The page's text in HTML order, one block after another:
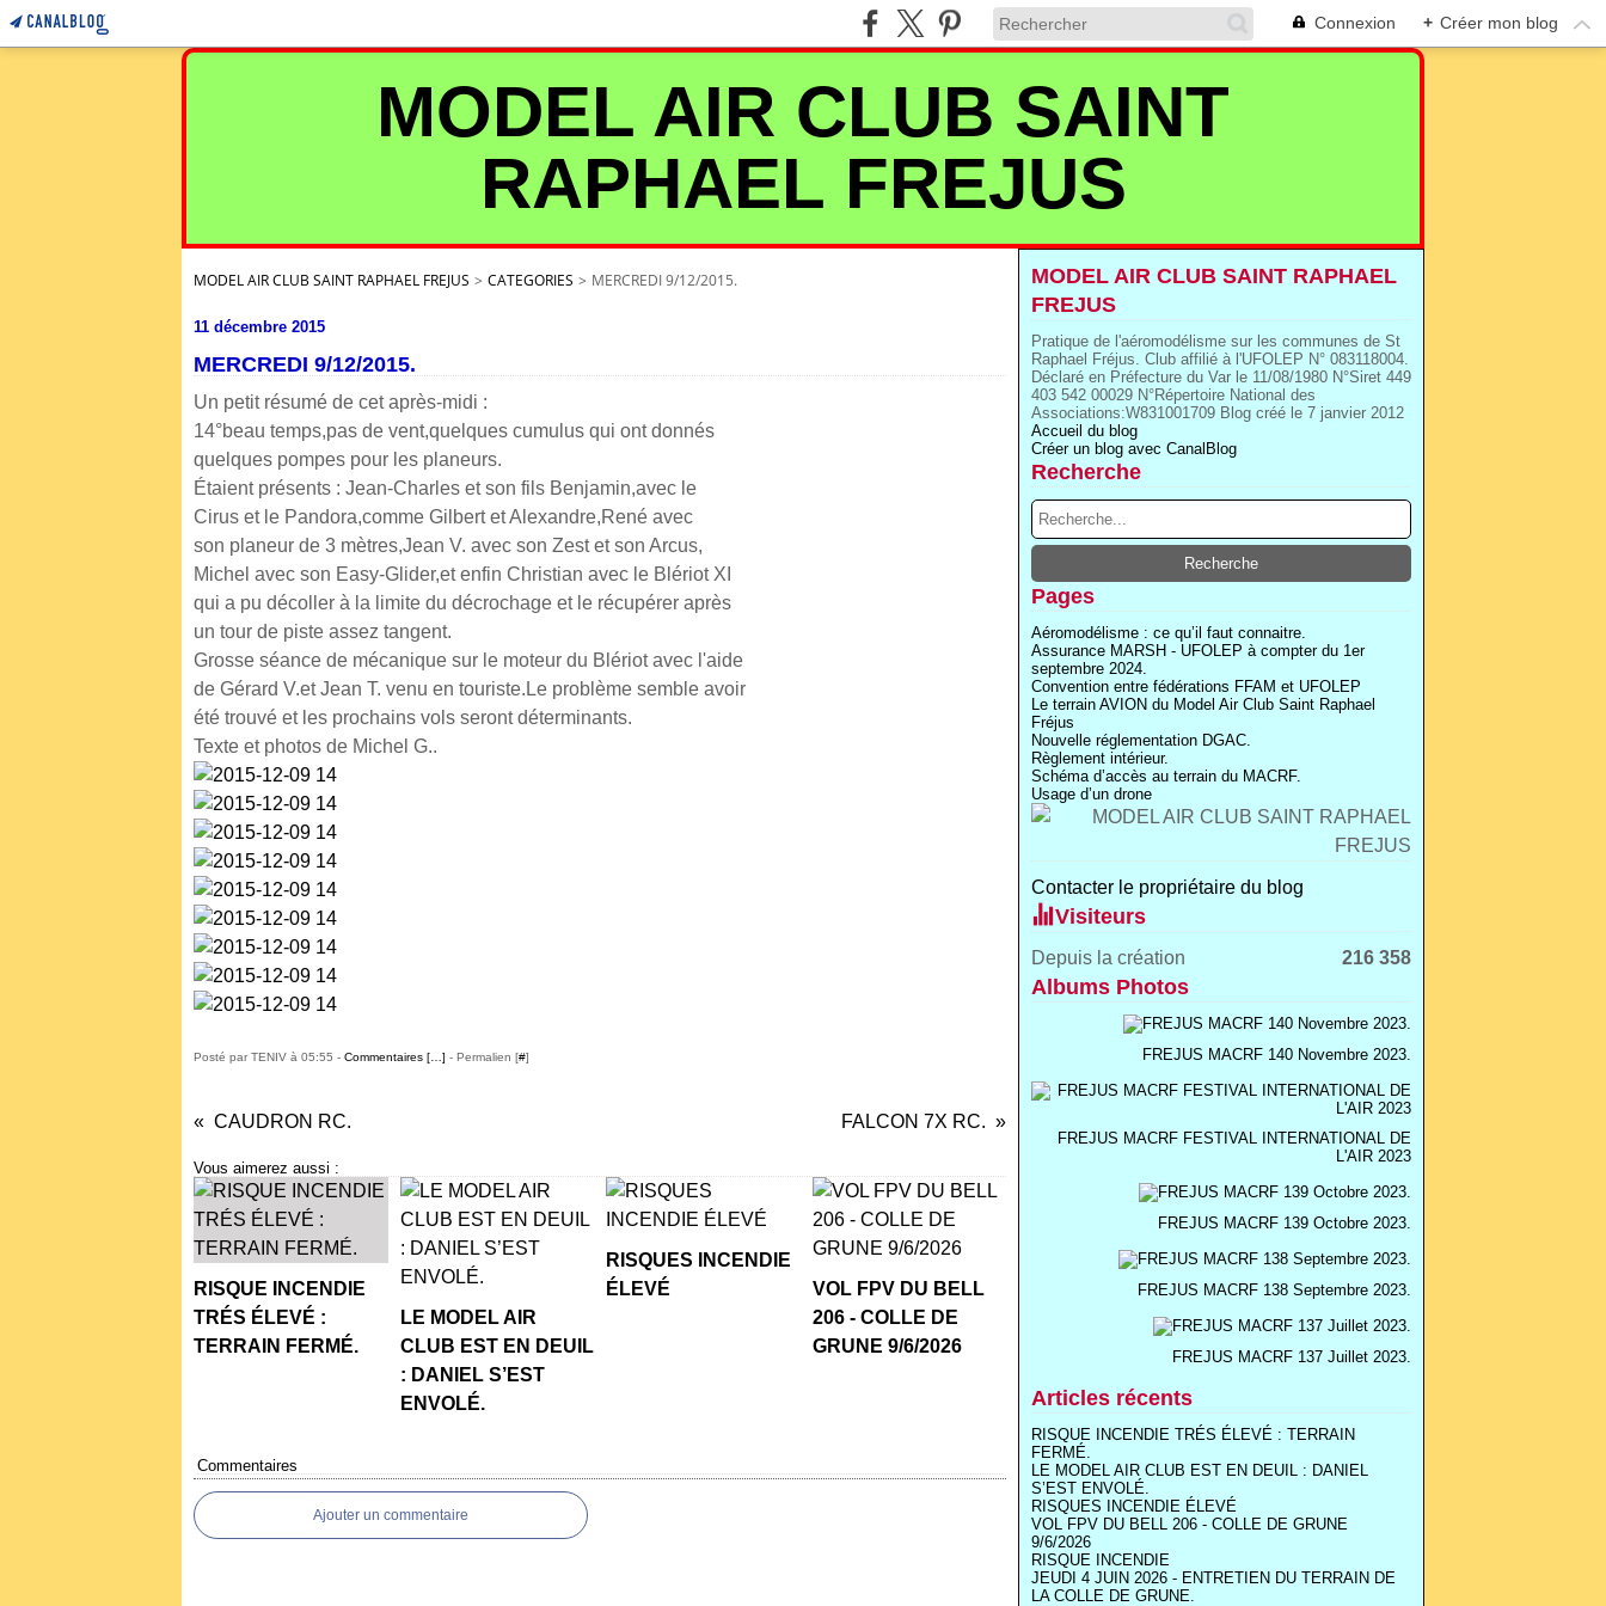
Connexion + Créer mon blog
MODEL AIR CLUB SAINT
RAPHAEL FREJUS
MODEL AIR CLUB SAINT RAPHAEL FREJUS > CATEGORIES > MERCREDI 9/12/2015.
11 décembre 2015
MERCREDI 9/12/2015.
Un petit résumé de cet après-midi :
14°beau temps,pas de vent,quelques cumulus qui ont donnés
quelques pompes pour les planeurs.
Étaient présents : Jean-Charles et son fils Benjamin,avec le
Cirus et le Pandora,comme Gilbert et Alexandre,René avec
son planeur de 3 mètres,Jean V. avec son Zest et son Arcus,
Michel avec son Easy-Glider,et enfin Christian avec le Blériot XI
qui a pu décoller à la limite du décrochage et le récupérer après
un tour de piste assez tangent.
Grosse séance de mécanique sur le moteur du Blériot avec l'aide
de Gérard V.et Jean T. venu en touriste.Le problème semble avoir
été trouvé et les prochains vols seront déterminants.
Texte et photos de Michel G..
Posté par TENIV à 05:55 - Commentaires [ ] - Permalien [#]
CAUDRON RC. FALCON 7X RC.
Vous aimerez aussi :
RISQUE INCENDIE
TRÉS ÉLEVÉ :
TERRAIN FERMÉ.
LE MODEL AIR
CLUB EST EN DEUIL
: DANIEL S’EST
ENVOLÉ.
RISQUES INCENDIE
ÉLEVÉ
VOL FPV DU BELL
206 - COLLE DE
GRUNE 9/6/2026
Commentaires
Ajouter un commentaire
MODEL AIR CLUB SAINT RAPHAEL
FREJUS
Pratique de l'aéromodélisme sur les communes de St
Raphael Fréjus. Club affilié à l'UFOLEP N° 083118004.
Déclaré en Préfecture du Var le 11/08/1980 N°Siret 449
403 542 00029 N°Répertoire National des
Associations:W831001709 Blog créé le 7 janvier 2012
Accueil du blog
Créer un blog avec CanalBlog
Recherche
Pages
Aéromodélisme : ce qu’il faut connaitre.
Assurance MARSH - UFOLEP à compter du 1er
septembre 2024.
Convention entre fédérations FFAM et UFOLEP
Le terrain AVION du Model Air Club Saint Raphael
Fréjus
Nouvelle réglementation DGAC.
Règlement intérieur.
Schéma d’accès au terrain du MACRF.
Usage d’un drone
Contacter le propriétaire du blog
Visiteurs
Depuis la création 216 358
Albums Photos
FREJUS MACRF 140 Novembre 2023.
FREJUS MACRF FESTIVAL INTERNATIONAL DE
L'AIR 2023
FREJUS MACRF 139 Octobre 2023.
FREJUS MACRF 138 Septembre 2023.
FREJUS MACRF 137 Juillet 2023.
Articles récents
RISQUE INCENDIE TRÉS ÉLEVÉ : TERRAIN
FERMÉ.
LE MODEL AIR CLUB EST EN DEUIL : DANIEL
S’EST ENVOLÉ.
RISQUES INCENDIE ÉLEVÉ
VOL FPV DU BELL 206 - COLLE DE GRUNE
9/6/2026
RISQUE INCENDIE
JEUDI 4 JUIN 2026 - ENTRETIEN DU TERRAIN DE
LA COLLE DE GRUNE.